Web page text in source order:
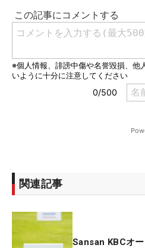
関連記事
Sansan KBCオ